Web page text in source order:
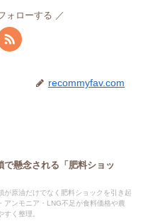
ォローする
recommyfav.com
で懸念される「肥料ショッ
が原油だけでなく肥料ショックを引き起
アンモニア・LNG不足が食料価格や農
く整理。